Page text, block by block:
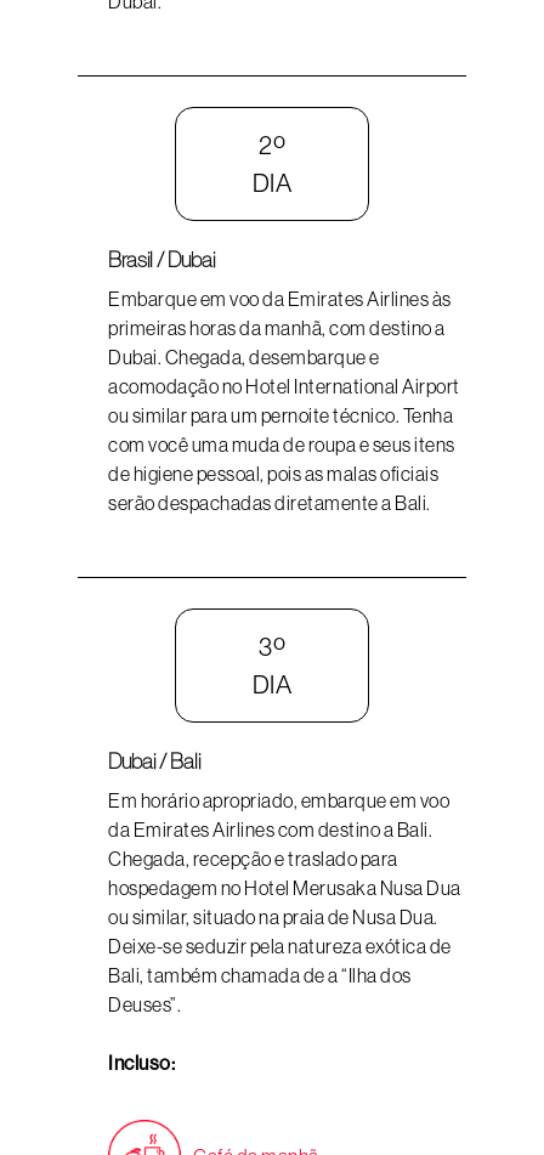
2º
DIA
Brasil / Dubai
Embarque em voo da Emirates Airlines às
primeiras horas da manhã, com destino a
Dubai. Chegada, desembarque e
acomodação no Hotel International Airport
ou similar para um pernoite técnico. Tenha
com você uma muda de roupa e seus itens
de higiene pessoal, pois as malas oficiais
serão despachadas diretamente a Bali.
3º
DIA
Dubai / Bali
Em horário apropriado, embarque em voo
da Emirates Airlines com destino a Bali.
Chegada, recepção e traslado para
hospedagem no Hotel Merusaka Nusa Dua
ou similar, situado na praia de Nusa Dua.
Deixe-se seduzir pela natureza exótica de
Bali, também chamada de a “Ilha dos
Deuses”.
Incluso: